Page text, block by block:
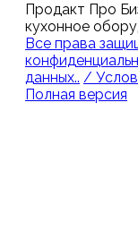
Продакт Про
кухонное
Все права
данных.. /
Полная версия